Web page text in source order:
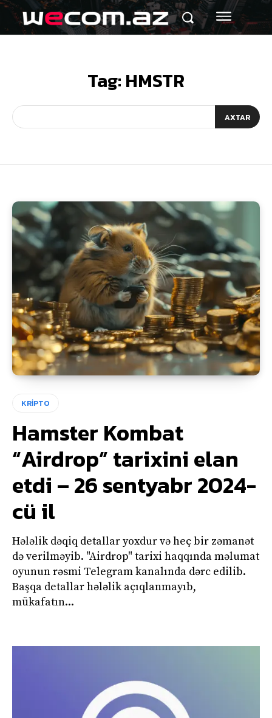
Tag: HMSTR
AXTAR
KRİPTO
Hamster Kombat
“Airdrop” tarixini elan
etdi – 26 sentyabr 2024-
cü il
Hələlik dəqiq detallar yoxdur və heç bir zəmanət
də verilməyib. "Airdrop" tarixi haqqında məlumat
oyunun rəsmi Telegram kanalında dərc edilib.
Başqa detallar hələlik açıqlanmayıb,
mükafatın...